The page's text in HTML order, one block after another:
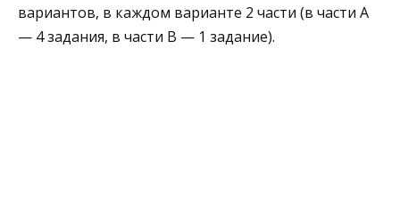
вариантов, в каждом варианте 2 части (в части А
— 4 задания, в части В — 1 задание).